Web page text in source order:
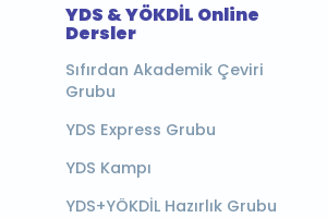
YDS & YÖKDİL Online
Dersler
Sıfırdan Akademik Çeviri
Grubu
YDS Express Grubu
YDS Kampı
YDS+YÖKDİL Hazırlık Grubu